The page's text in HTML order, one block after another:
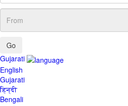
From
Gujarati
English
Gujarati
हिन्दी
Bengali